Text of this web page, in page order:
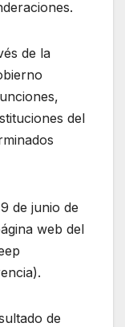
de la
del
de junio de
web del
de